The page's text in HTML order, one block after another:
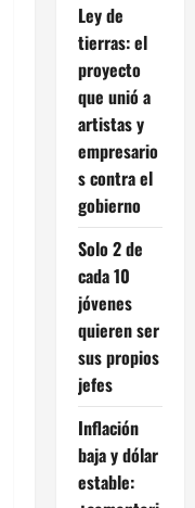
Ley de
tierras: el
proyecto
que unió a
artistas y
empresario
s contra el
gobierno
Solo 2 de
cada 10
jóvenes
quieren ser
sus propios
jefes
Inflación
baja y dólar
estable: